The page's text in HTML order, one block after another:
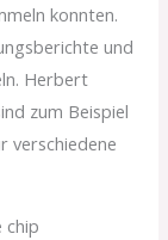
konnten.
und
Herbert
zum Beispiel
verschiedene
chip